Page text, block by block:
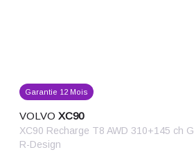
Garantie 12 Mois
VOLVO XC90
XC90 Recharge T8 AWD 310+145 ch
R-Design